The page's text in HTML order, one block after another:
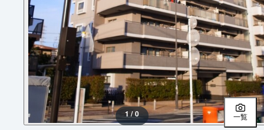
1 / 0 一覧